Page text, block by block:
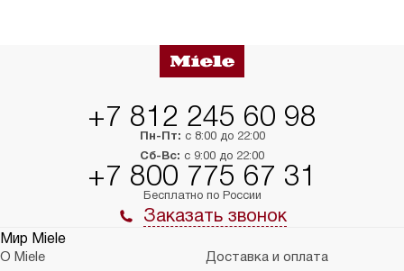
+7 812 245 60 98
Пн-Пт: с 8:00 до 22:00
Сб-Вс: с 9:00 до 22:00
+7 800 775 67 31
Бесплатно по России
Заказать звонок
Мир Miele
О Miele
Доставка и оплата